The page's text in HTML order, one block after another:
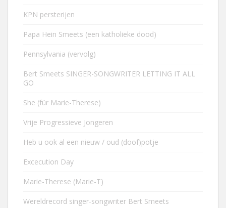
KPN persterijen
Papa Hein Smeets (een katholieke dood)
Pennsylvania (vervolg)
Bert Smeets SINGER-SONGWRITER LETTING IT ALL
GO
She (für Marie-Therese)
Vrije Progressieve Jongeren
Heb u ook al een nieuw / oud (doof)potje
Excecution Day
Marie-Therese (Marie-T)
Wereldrecord singer-songwriter Bert Smeets